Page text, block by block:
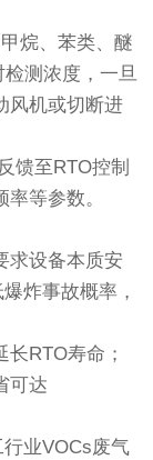
烷、苯类、醚
测浓度，一旦
风机或切断进
馈至RTO控制
等参数。
求设备本质安
炸事故概率，
RTO寿命；
可达
业VOCs废气